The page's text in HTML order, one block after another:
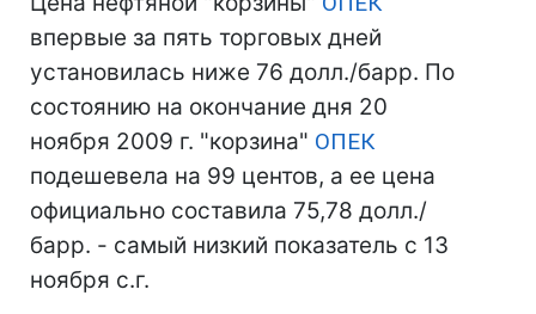
впервые за пять торговых дней
установилась ниже 76 долл./барр. По
состоянию на окончание дня 20
ноября 2009 г. "корзина" ОПЕК
подешевела на 99 центов, а ее цена
официально составила 75,78 долл./
барр. - самый низкий показатель с 13
ноября с.г.